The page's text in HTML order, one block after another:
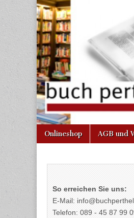
am
Main
menu
Skip
Onlineshop AGB und
So erreichen Sie uns:
E-Mail:
Telefon: 089 - 45 87 99